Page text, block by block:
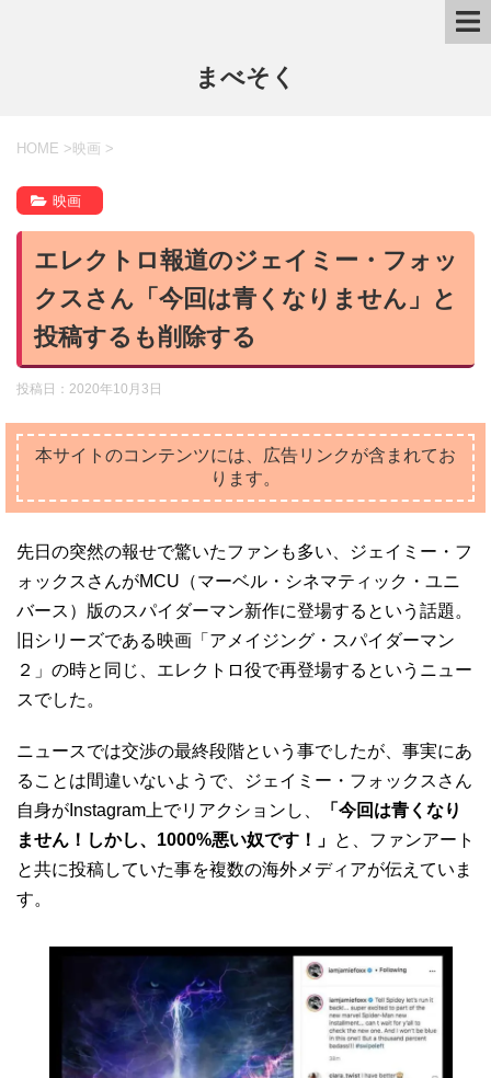
まべそく
HOME > 映画 >
映画
エレクトロ報道のジェイミー・フォッ
クスさん「今回は青くなりません」と
投稿するも削除する
投稿日： 2020年10月3日
本サイトのコンテンツには、広告リンクが含まれてお
ります。
先日の突然の報せで驚いたファンも多い、ジェイミー・フ
ォックスさんがMCU（マーベル・シネマティック・ユニ
バース）版のスパイダーマン新作に登場するという話題。
旧シリーズである映画「アメイジング・スパイダーマン
２」の時と同じ、エレクトロ役で再登場するというニュー
スでした。
ニュースでは交渉の最終段階という事でしたが、事実にあ
ることは間違いないようで、ジェイミー・フォックスさん
自身がInstagram上でリアクションし、
「今回は青くなり
ません！しかし、1000%悪い奴です！」
と、ファンアート
と共に投稿していた事を複数の海外メディアが伝えていま
す。